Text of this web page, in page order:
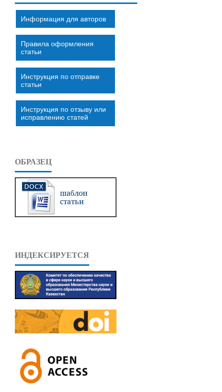
Информация для авторов
Правила оформления
статьи
Инструкция по отправке
статьи
Инструкция по отзыву или
исправлению статей
ОБРАЗЕЦ
ИНДЕКСИРУЕТСЯ